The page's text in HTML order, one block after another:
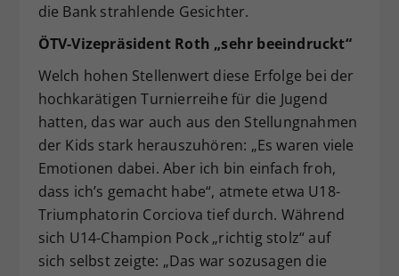
die Bank strahlende Gesichter.
ÖTV-Vizepräsident Roth „sehr beeindruckt“
Welch hohen Stellenwert diese Erfolge bei der
hochkarätigen Turnierreihe für die Jugend
hatten, das war auch aus den Stellungnahmen
der Kids stark herauszuhören: „Es waren viele
Emotionen dabei. Aber ich bin einfach froh,
dass ich’s gemacht habe“, atmete etwa U18-
Triumphatorin Corciova tief durch. Während
sich U14-Champion Pock „richtig stolz“ auf
sich selbst zeigte: „Das war sozusagen die